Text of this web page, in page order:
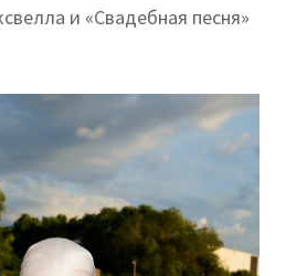
и «Свадебная песня»